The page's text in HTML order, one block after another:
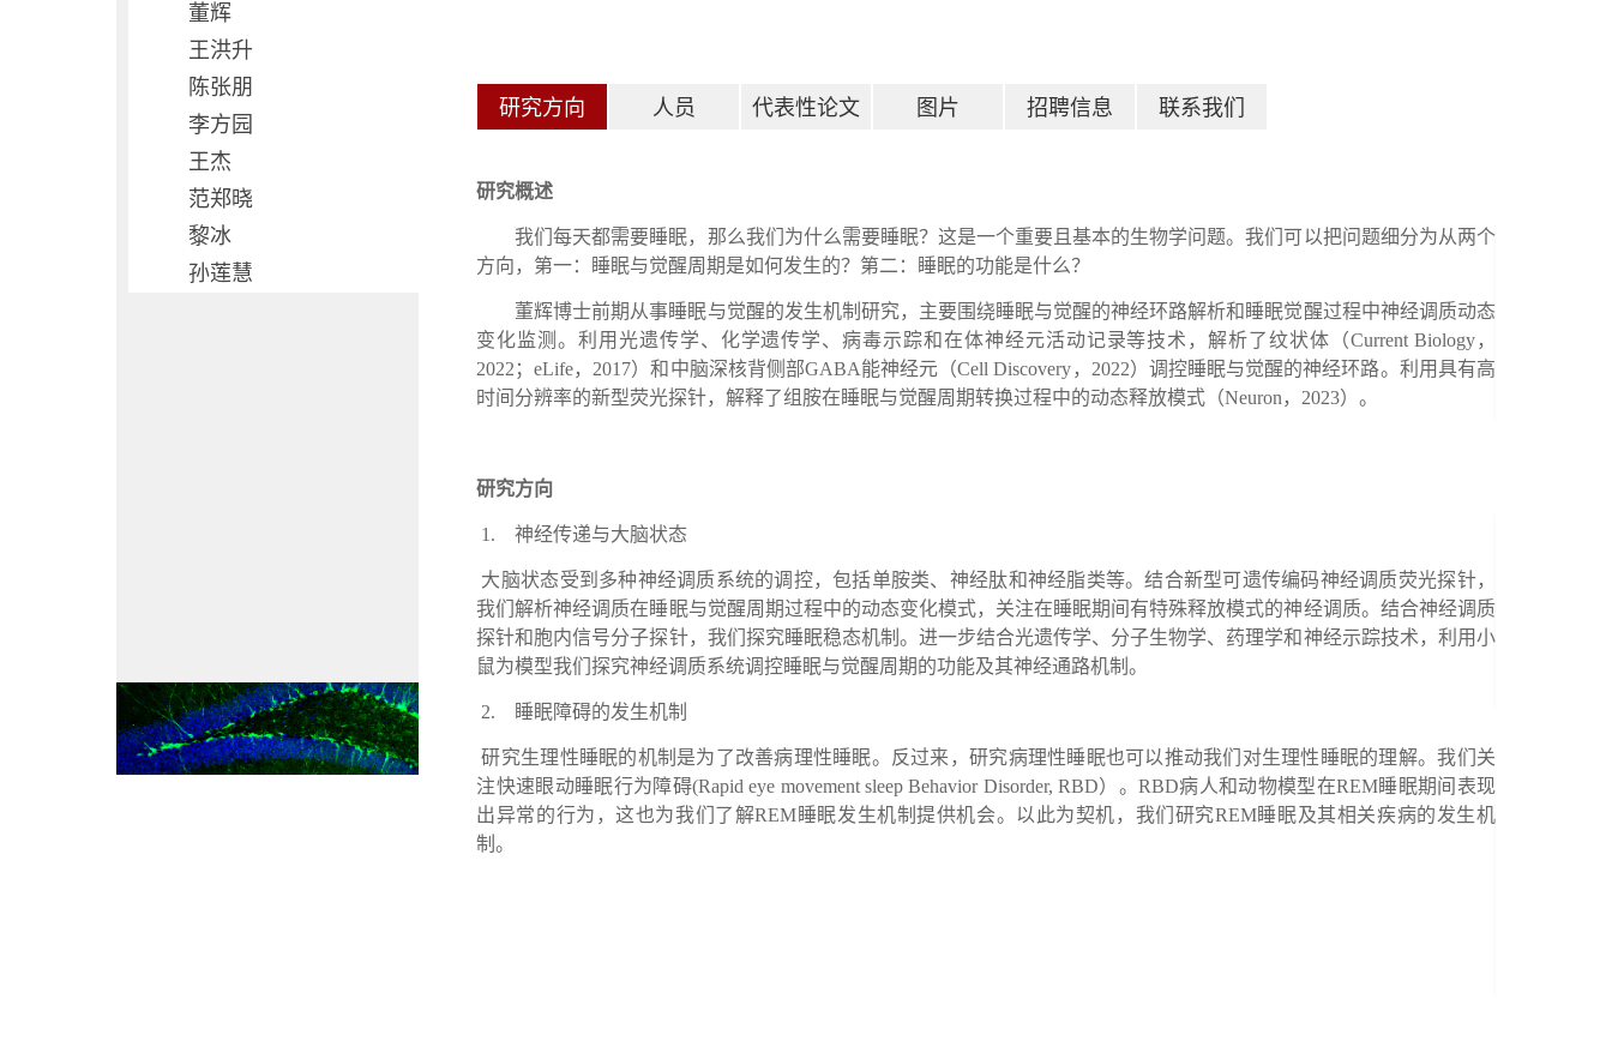
董辉
王洪升
陈张朋
李方园
王杰
范郑晓
黎冰
孙莲慧
研究方向 人员 代表性论文 图片 招聘信息 联系我们
研究概述
我们每天都需要睡眠，那么我们为什么需要睡眠？这是一个重要且基本的生物学问题。我们可以把问题细分为从两个
方向，第一：睡眠与觉醒周期是如何发生的？第二：睡眠的功能是什么？
董辉博士前期从事睡眠与觉醒的发生机制研究，主要围绕睡眠与觉醒的神经环路解析和睡眠觉醒过程中神经调质动态
变化监测。利用光遗传学、化学遗传学、病毒示踪和在体神经元活动记录等技术，解析了纹状体（Current Biology，
2022 ；eLife， 2017）和中脑深核背侧部GABA能神经元（Cell Discovery ， 2022）调控睡眠与觉醒的神经环路。利用具有高
时间分辨率的新型荧光探针，解释了组胺在睡眠与觉醒周期转换过程中的动态释放模式（Neuron ， 2023）。
研究方向
1. 神经传递与大脑状态
大脑状态受到多种神经调质系统的调控，包括单胺类、神经肽和神经脂类等。结合新型可遗传编码神经调质荧光探针，
我们解析神经调质在睡眠与觉醒周期过程中的动态变化模式，关注在睡眠期间有特殊释放模式的神经调质。结合神经调质
探针和胞内信号分子探针，我们探究睡眠稳态机制。进一步结合光遗传学、分子生物学、药理学和神经示踪技术，利用小
鼠为模型我们探究神经调质系统调控睡眠与觉醒周期的功能及其神经通路机制。
2. 睡眠障碍的发生机制
研究生理性睡眠的机制是为了改善病理性睡眠。反过来，研究病理性睡眠也可以推动我们对生理性睡眠的理解。我们关
注快速眼动睡眠行为障碍(Rapid eye movement sleep Behavior Disorder, RBD）。 RBD病人和动物模型在REM睡眠期间表现
出异常的行为，这也为我们了解REM睡眠发生机制提供机会。以此为契机，我们研究REM睡眠及其相关疾病的发生机
制。